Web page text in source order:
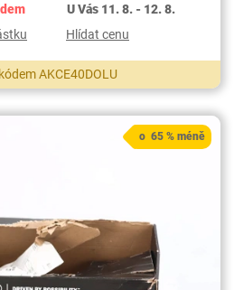
U Vás 11. 8. - 12. 8.
Hlídat cenu
AKCE40DOLU
o 65 % méně